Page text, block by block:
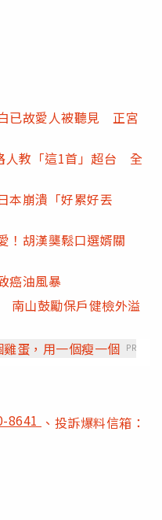
已故愛人被聽見 正宮
人教「這1首」超台 全
本崩潰「好累好丟
！胡漢龑鬆口選婿關
癌油風暴
南山鼓勵保戶健檢外溢
蛋，用一個瘦一個
PR
8641 、投訴爆料信箱：